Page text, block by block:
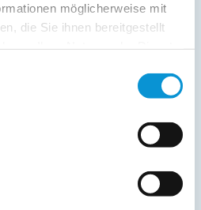
möglicherweise mit
die Sie ihnen bereitgestellt